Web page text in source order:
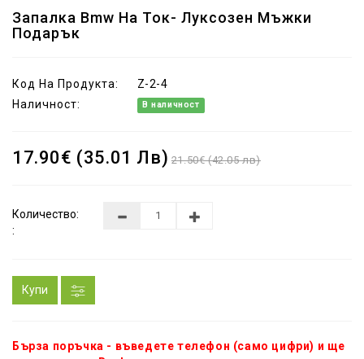
Запалка Bmw На Ток- Луксозен Мъжки
Подарък
Код На Продукта:
Z-2-4
Наличност:
В наличност
17.90€ (35.01 Лв) 21.50€ (42.05 лв)
Количество:
:
Купи
Бърза поръчка - въведете телефон (само цифри) и ще